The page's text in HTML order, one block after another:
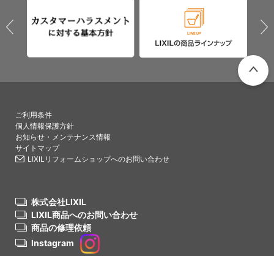
ご利用条件
個人情報保護方針
お知らせ・メンテナンス情報
サイトマップ
LIXILリフォームショップへのお問い合わせ
株式会社LIXIL
LIXIL商品へのお問い合わせ
商品の修理依頼
Instagram